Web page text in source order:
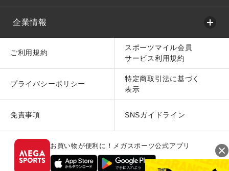
企業情報
ご利用規約
スポーツマイル会員
サービス利用規約
プライバシーポリシー
特定商取引法に基づく
表示
免責事項 SNSガイドライン
お買い物が便利に！メガスポーツ公式アプリ